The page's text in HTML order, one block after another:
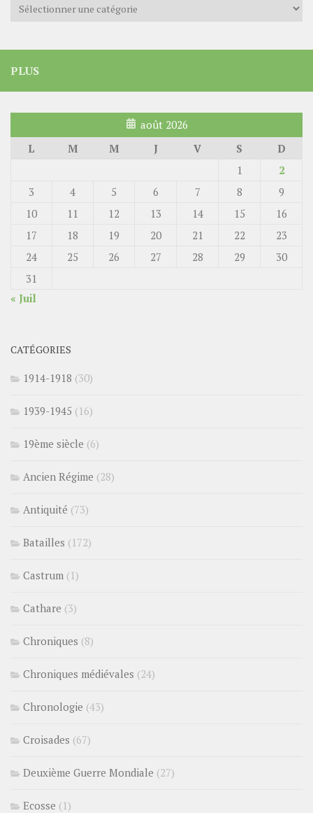
Catégories
PLUS
août 2026
L
M M J V S
D
1
2
3
4 5 6 7 8
9
10
11 12 13 14 15
16
17
18 19 20 21 22
23
24
25 26 27 28 29
30
31
« Juil
CATÉGORIES
1914-1918 (30)
1939-1945 (16)
19ème siècle (6)
Ancien Régime (28)
Antiquité (73)
Batailles (172)
Castrum (1)
Cathare (3)
Chroniques (8)
Chroniques médiévales (24)
Chronologie (43)
Croisades (67)
Deuxième Guerre Mondiale (27)
Ecosse (1)